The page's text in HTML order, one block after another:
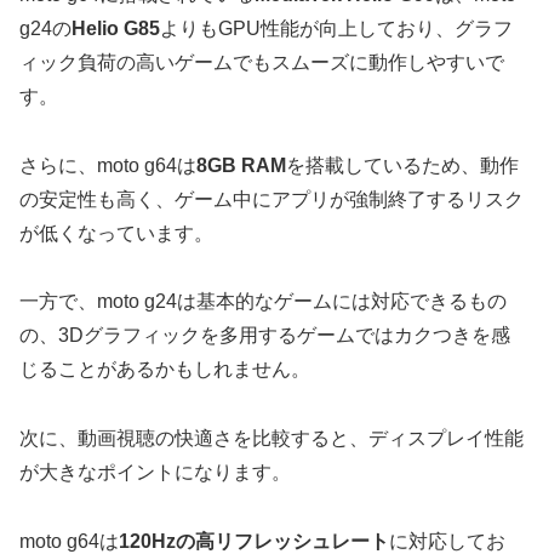
g24のHelio G85よりもGPU性能が向上しており、グラフ
ィック負荷の高いゲームでもスムーズに動作しやすいで
す。
さらに、moto g64は8GB RAM を搭載しているため、動作
の安定性も高く、ゲーム中にアプリが強制終了するリスク
が低くなっています。
一方で、moto g24は基本的なゲームには対応できるもの
の、3Dグラフィックを多用するゲームではカクつきを感
じることがあるかもしれません。
次に、動画視聴の快適さを比較すると、ディスプレイ性能
が大きなポイントになります。
moto g64は120Hzの高リフレッシュレート に対応してお